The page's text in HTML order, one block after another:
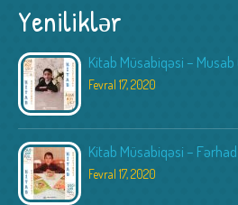
Yeniliklər
Kitab Müsabiqəsi – Musab
Fevral 17, 2020
Kitab Müsabiqəsi –
Fevral 17, 2020